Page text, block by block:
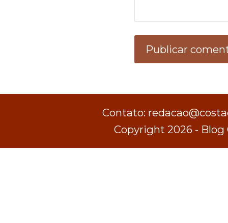
Contato:
Copyright 2026 - Blog